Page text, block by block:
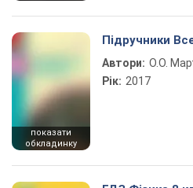
показати
обкладинку
Підручники
Автори: О.О.
Рік: 2017